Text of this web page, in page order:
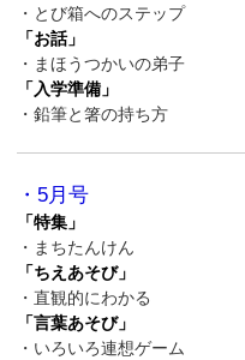
・とび箱へのステップ
「お話」
・まほうつかいの弟子
「入学準備」
・鉛筆と箸の持ち方
・5月号
「特集」
・まちたんけん
「ちえあそび」
・直観的にわかる
「言葉あそび」
・いろいろ連想ゲーム